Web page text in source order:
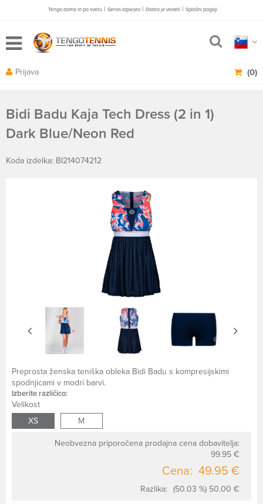
Tengo doma in po svetu | Servis loparjev | Dobro je vedeti | Splošni pogoji
(0)
Prijava
Bidi Badu Kaja Tech Dress (2 in 1)
Dark Blue/Neon Red
Koda izdelka: BI214074212
Preprosta ženska teniška obleka Bidi Badu s kompresijskimi
spodnjicami v modri barvi.
Izberite različico:
Velikost
XS
M
Neobvezna priporočena prodajna cena dobavitelja:
99.95 €
Cena: 49.95 €
Razlika: (50.03 %) 50.00 €